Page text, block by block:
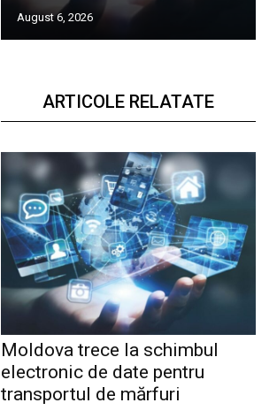
August 6, 2026
ARTICOLE RELATATE
Moldova trece la schimbul
electronic de date pentru
transportul de mărfuri